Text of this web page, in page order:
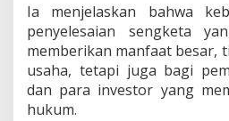
t
e
r
n
a
s
Ia menjelaskan bahwa
penyelesaian sengketa
memberikan manfaat besar,
usaha, tetapi juga bagi
dan para investor yang
hukum.